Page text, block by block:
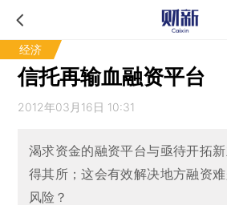
经济
信托再输血融资平台
2012年03月16日 10:31
渴求资金的融资平台与亟待开拓
得其所；这会有效解决地方融资
风险？